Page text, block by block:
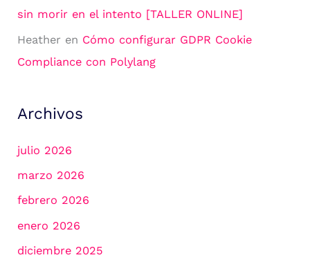
sin morir en el intento [TALLER ONLINE]
Heather en Cómo configurar GDPR Cookie
Compliance con Polylang
Archivos
julio 2026
marzo 2026
febrero 2026
enero 2026
diciembre 2025